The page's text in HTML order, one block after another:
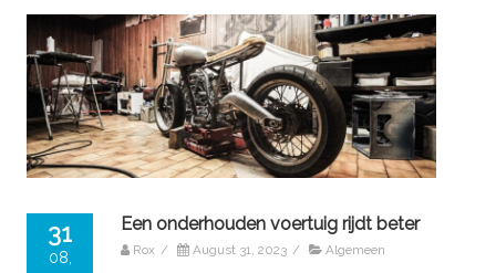
31
08,
Een onderhouden voertuig rijdt beter
Rox / August 31, 2023 / Algemeen